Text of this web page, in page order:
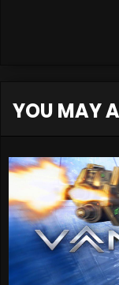
YOU MAY